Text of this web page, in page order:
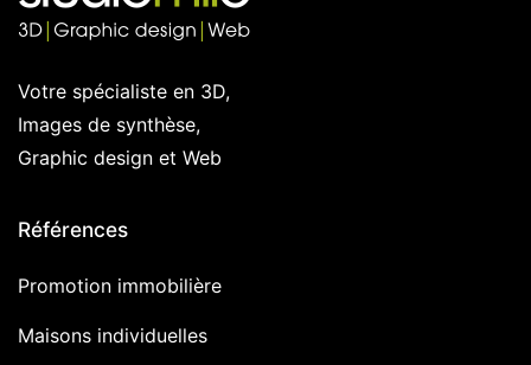
Votre spécialiste en 3D,
Images de synthèse,
Graphic design et Web
Références
Promotion immobilière
Maisons individuelles